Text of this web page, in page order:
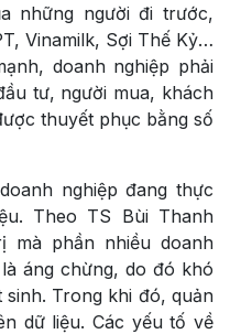
những người đi trước,
Vinamilk, Sợi Thế Kỷ…
doanh nghiệp phải
tư, người mua, khách
thuyết phục bằng số
nghiệp đang thực
Theo TS Bùi Thanh
mà phần nhiều doanh
áng chừng, do đó khó
Trong khi đó, quản
dữ liệu. Các yếu tố về